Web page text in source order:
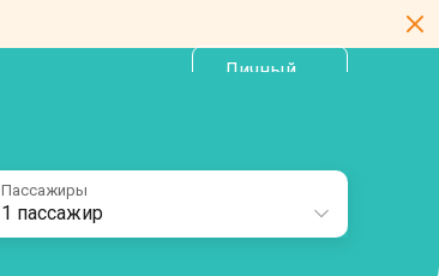
Личный
Пассажиры
1 пассажир